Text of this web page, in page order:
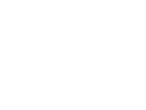
ったのかを先に説明
んな戒厳令を発令し
国会議員すごいですね
ですよ 真夜中午前0
まって 全員でですね
を取ろうと うん この
た戒厳令を解除し